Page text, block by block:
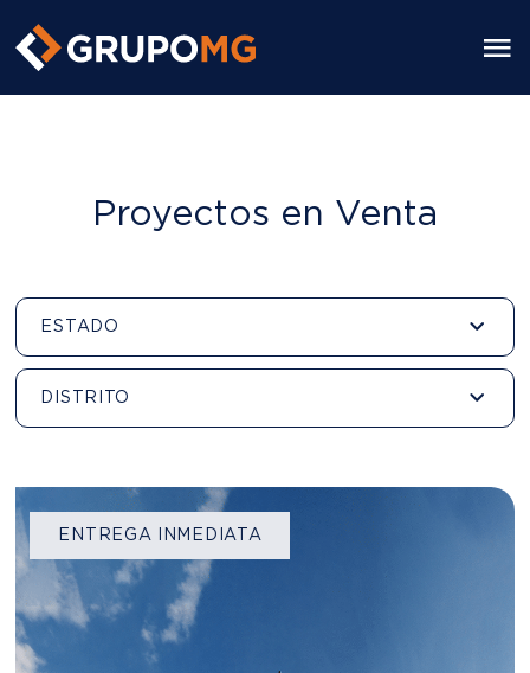
Proyectos en Venta
ENTREGA INMEDIATA